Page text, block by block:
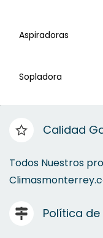
Aspiradoras
Sopladora
Calidad
Todos Nuestros
Política